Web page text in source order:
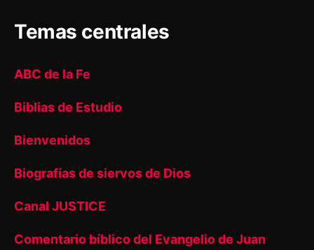
Temas centrales
ABC de la Fe
Biblias de Estudio
Bienvenidos
Biografías de siervos de Dios
Canal JUSTICE
Comentario bíblico del Evangelio de Juan